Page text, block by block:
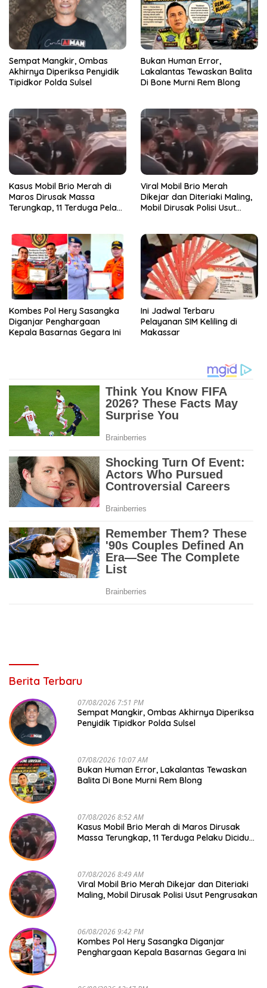
Sempat Mangkir, Ombas
Akhirnya Diperiksa Penyidik
Tipidkor Polda Sulsel
Bukan Human Error,
Lakalantas Tewaskan Balita
Di Bone Murni Rem Blong
Kasus Mobil Brio Merah di
Maros Dirusak Massa
Terungkap, 11 Terduga Pelaku
Viral Mobil Brio Merah
Dikejar dan Diteriaki Maling,
Mobil Dirusak Polisi Usut
Kombes Pol Hery Sasangka
Diganjar Penghargaan
Kepala Basarnas Gegara Ini
Ini Jadwal Terbaru
Pelayanan SIM Keliling di
Makassar
Berita Terbaru
07/08/2026 7:51 PM
Sempat Mangkir, Ombas Akhirnya Diperiksa
Penyidik Tipidkor Polda Sulsel
07/08/2026 10:07 AM
Bukan Human Error, Lakalantas Tewaskan
Balita Di Bone Murni Rem Blong
07/08/2026 8:52 AM
Kasus Mobil Brio Merah di Maros Dirusak
Massa Terungkap, 11 Terduga Pelaku Diciduk
07/08/2026 8:49 AM
Viral Mobil Brio Merah Dikejar dan Diteriaki
Maling, Mobil Dirusak Polisi Usut Pengrusakan
06/08/2026 9:42 PM
Kombes Pol Hery Sasangka Diganjar
Penghargaan Kepala Basarnas Gegara Ini